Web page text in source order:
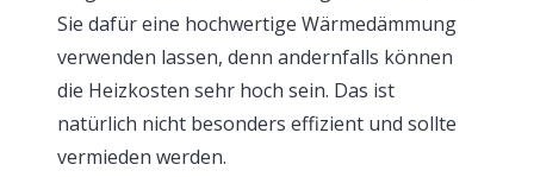
Sie dafür eine hochwertige Wärmedämmung
verwenden lassen, denn andernfalls können
die Heizkosten sehr hoch sein. Das ist
natürlich nicht besonders effizient und sollte
vermieden werden.